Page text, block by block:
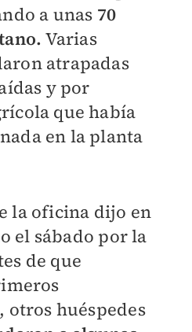
a unas 70
Varias
atrapadas
y por
que había
en la planta
la oficina dijo en
el sábado por la
de que
huéspedes